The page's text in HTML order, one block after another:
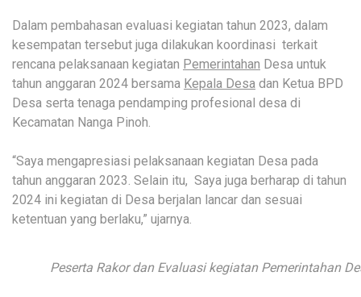
Dalam pembahasan evaluasi kegiatan tahun 2023, dalam
kesempatan tersebut juga dilakukan koordinasi terkait
rencana pelaksanaan kegiatan Pemerintahan Desa untuk
tahun anggaran 2024 bersama Kepala Desa dan Ketua BPD
Desa serta tenaga pendamping profesional desa di
Kecamatan Nanga Pinoh.
“Saya mengapresiasi pelaksanaan kegiatan Desa pada
tahun anggaran 2023. Selain itu, Saya juga berharap di tahun
2024 ini kegiatan di Desa berjalan lancar dan sesuai
ketentuan yang berlaku,” ujarnya.
Peserta Rakor dan Evaluasi kegiatan Pemerintahan